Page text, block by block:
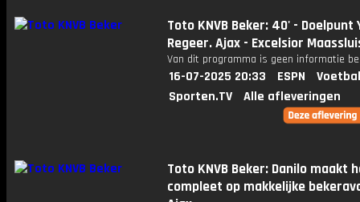
Toto KNVB Beker: 40' - Doelpunt
Regeer. Ajax - Excelsior
Van dit programma is geen informatie
16-07-2025 20:33 ESPN
Sporten.TV
Alle afleveringen
Toto KNVB Beker: Danilo maakt
compleet op makkelijke